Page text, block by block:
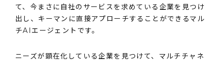
て、今まさに自社のサービスを求めている企業を見つけ
出し、キーマンに直接アプローチすることができるマル
チAIエージェントです。
ニーズが顕在化している企業を見つけて、マルチチャネ